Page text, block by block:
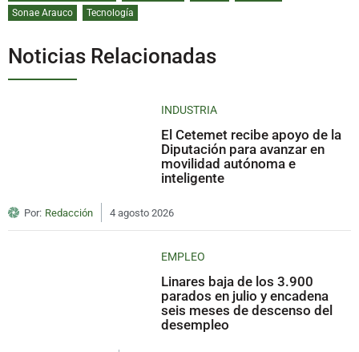
Sonae Arauco
Tecnología
Noticias Relacionadas
INDUSTRIA
El Cetemet recibe apoyo de la
Diputación para avanzar en
movilidad autónoma e
inteligente
Por: Redacción 4 agosto 2026
EMPLEO
Linares baja de los 3.900
parados en julio y encadena
seis meses de descenso del
desempleo